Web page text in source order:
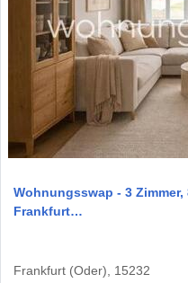
Wohnungsswap - 3 Zimmer,
Frankfurt…
Frankfurt (Oder), 15232